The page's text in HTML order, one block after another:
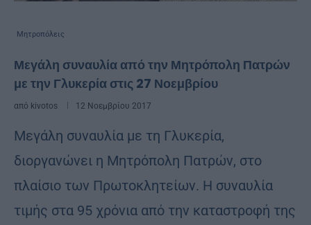
Μητροπόλεις
Μεγάλη συναυλία από την Μητρόπολη Πατρών
με την Γλυκερία στις 27 Νοεμβρίου
από kivotos 12 Νοεμβρίου 2017
Μεγάλη συναυλία με τη Γλυκερία,
διοργανώνει η Μητρόπολη Πατρών, στο
πλαίσιο των Πρωτοκλητείων. Η συναυλία
τιμής στα 95 χρόνια από την καταστροφή της